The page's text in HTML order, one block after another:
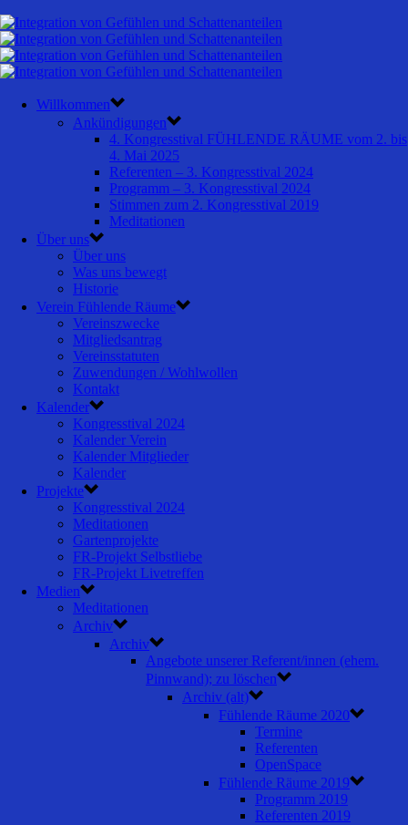
Willkommen
Ankündigungen
4. Kongresstival FÜHLENDE RÄUME vom 2. bis
4. Mai 2025
Referenten – 3. Kongresstival 2024
Programm – 3. Kongresstival 2024
Stimmen zum 2. Kongresstival 2019
Meditationen
Über uns
Über uns
Was uns bewegt
Historie
Verein Fühlende Räume
Vereinszwecke
Mitgliedsantrag
Vereinsstatuten
Zuwendungen / Wohlwollen
Kontakt
Kalender
Kongresstival 2024
Kalender Verein
Kalender Mitglieder
Kalender
Projekte
Kongresstival 2024
Meditationen
Gartenprojekte
FR-Projekt Selbstliebe
FR-Projekt Livetreffen
Medien
Meditationen
Archiv
Archiv
Angebote unserer Referent/innen (ehem.
Pinnwand); zu löschen
Archiv (alt)
Fühlende Räume 2020
Termine
Referenten
OpenSpace
Fühlende Räume 2019
Programm 2019
Referenten 2019